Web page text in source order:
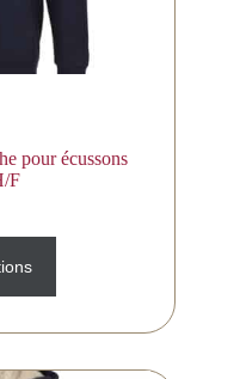
pour écussons
F